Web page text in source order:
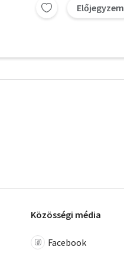
Előjegyzem
Közösségi média
Facebook